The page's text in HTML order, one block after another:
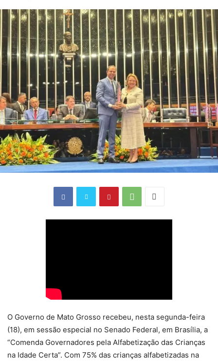
O Governo de Mato Grosso recebeu, nesta segunda-feira
(18), em sessão especial no Senado Federal, em Brasília, a
“Comenda Governadores pela Alfabetização das Crianças
na Idade Certa”. Com 75% das crianças alfabetizadas na